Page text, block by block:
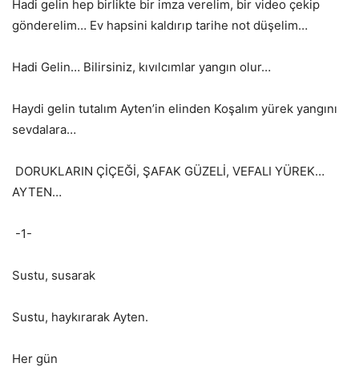
Hadi gelin hep birlikte bir imza verelim, bir video çekip
gönderelim… Ev hapsini kaldırıp tarihe not düşelim…
Hadi Gelin… Bilirsiniz, kıvılcımlar yangın olur…
Haydi gelin tutalım Ayten’in elinden Koşalım yürek yangını
sevdalara…
DORUKLARIN ÇİÇEĞİ, ŞAFAK GÜZELİ, VEFALI YÜREK…
AYTEN…
-1-
Sustu, susarak
Sustu, haykırarak Ayten.
Her gün